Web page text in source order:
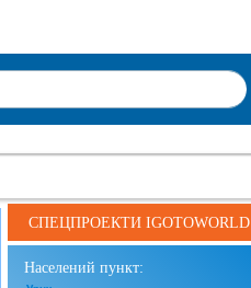
СПЕЦПРОЕКТИ IGOTOWORLD
Населений пункт: